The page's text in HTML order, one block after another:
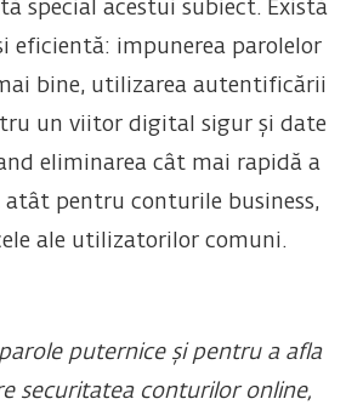
special acestui subiect. Există
eficientă: impunerea parolelor
bine, utilizarea autentificării
un viitor digital sigur și date
eliminarea cât mai rapidă a
atât pentru conturile business,
ale utilizatorilor comuni.
puternice și pentru a afla
securitatea conturilor online,